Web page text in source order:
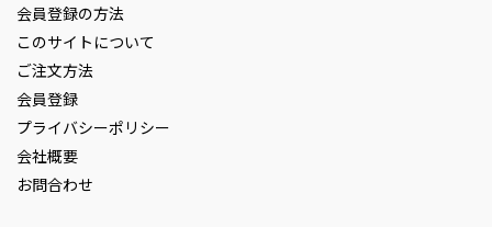
会員登録の方法
このサイトについて
ご注文方法
会員登録
プライバシーポリシー
会社概要
お問合わせ